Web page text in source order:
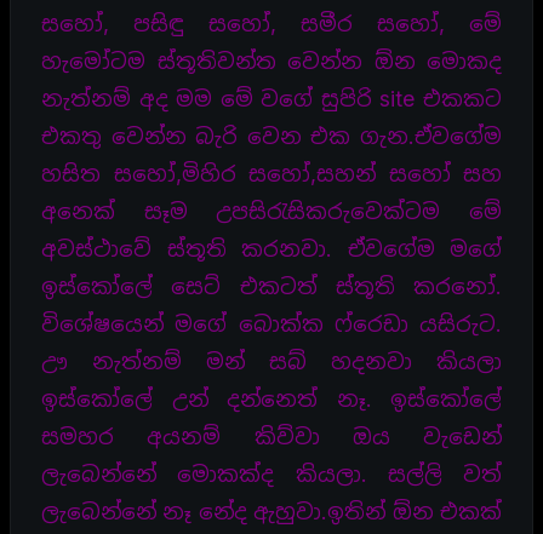
සහෝ, පසිඳු සහෝ, සමීර සහෝ, මේ
හැමෝටම ස්තූතිවන්ත වෙන්න ඕන මොකද
නැත්නම් අද මම මේ වගේ සුපිරි site එකකට
එකතු වෙන්න බැරි වෙන එක ගැන.ඒවගේම
හසිත සහෝ,මිහිර සහෝ,සහන් සහෝ සහ
අනෙක් සෑම උපසිරැසිකරුවෙක්ටම මේ
අවස්ථාවේ ස්තූති කරනවා. ඒවගේම මගේ
ඉස්කෝලේ සෙට් එකටත් ස්තූති කරනෝ.
විශේෂයෙන් මගේ බොක්ක ෆ්රෙඩා යසිරුට.
ඌ නැත්නම් මන් සබ් හදනවා කියලා
ඉස්කෝලේ උන් දන්නෙත් නෑ. ඉස්කෝලේ
සමහර අයනම් කිව්වා ඔය වැඩෙන්
ලැබෙන්නේ මොකක්ද කියලා. සල්ලි වත්
ලැබෙන්නේ නෑ නේද ඇහුවා.ඉතින් ඕන එකක්